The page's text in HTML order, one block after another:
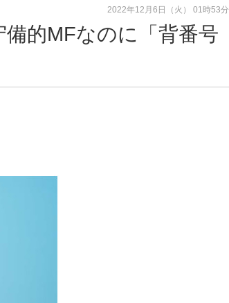
的MFなのに「背番号
2022年12月6日（火） 01時53分